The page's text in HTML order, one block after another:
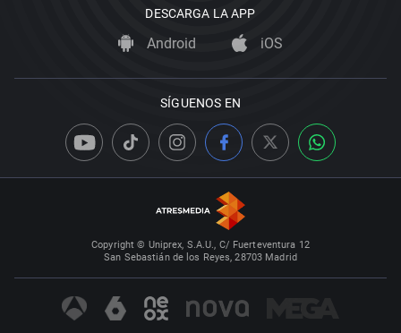
DESCARGA LA APP
Android iOS
SÍGUENOS EN
Copyright © Uniprex, S.A.U., C/ Fuerteventura 12
San Sebastián de los Reyes, 28703 Madrid